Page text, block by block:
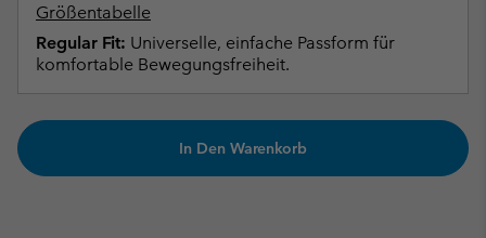
Größentabelle
Regular Fit: Universelle, einfache Passform für
komfortable Bewegungsfreiheit.
In Den Warenkorb